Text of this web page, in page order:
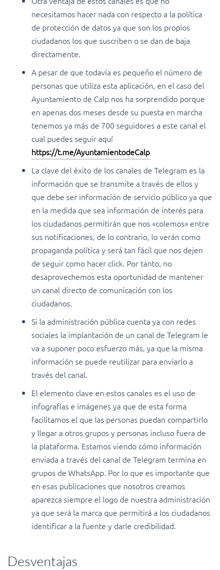
necesitamos hacer nada con respecto a la política
de protección de datos ya que son los propios
ciudadanos los que suscriben o se dan de baja
directamente.
A pesar de que todavía es pequeño el número de
personas que utiliza esta aplicación, en el caso del
Ayuntamiento de Calp nos ha sorprendido porque
en apenas dos meses desde su puesta en marcha
tenemos ya más de 700 seguidores a este canal el
cual puedes seguir aquí
https://t.me/AyuntamientodeCalp
La clave del éxito de los canales de Telegram es la
información que se transmite a través de ellos y
que debe ser información de servicio público ya que
en la medida que sea información de interés para
los ciudadanos permitirán que nos «colemos» entre
sus notificaciones, de lo contrario, lo verán como
propaganda política y será tan fácil que nos dejen
de seguir como hacer click. Por tanto, no
desaprovechemos esta oportunidad de mantener
un canal directo de comunicación con los
ciudadanos.
Si la administración pública cuenta ya con redes
sociales la implantación de un canal de Telegram le
va a suponer poco esfuerzo más, ya que la misma
información se puede reutilizar para enviarlo a
través del canal.
El elemento clave en estos canales es el uso de
infografías e imágenes ya que de esta forma
facilitamos el que las personas puedan compartirlo
y llegar a otros grupos y personas incluso fuera de
la plataforma. Estamos viendo cómo información
enviada a través del canal de Telegram termina en
grupos de WhatsApp. Por lo que es importante que
en esas publicaciones que nosotros creamos
aparezca siempre el logo de nuestra administración
ya que será la marca que permitirá a los ciudadanos
identificar a la fuente y darle credibilidad.
Desventajas